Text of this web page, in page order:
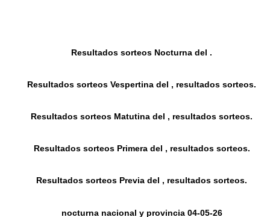
Resultados sorteos Nocturna del .
Resultados sorteos Vespertina del , resultados sorteos.
Resultados sorteos Matutina del , resultados sorteos.
Resultados sorteos Primera del , resultados sorteos.
Resultados sorteos Previa del , resultados sorteos.
nocturna nacional y provincia 04-05-26